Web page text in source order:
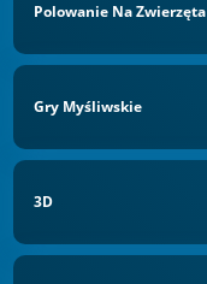
Polowanie Na Zwierzęta
Gry Myśliwskie
3D